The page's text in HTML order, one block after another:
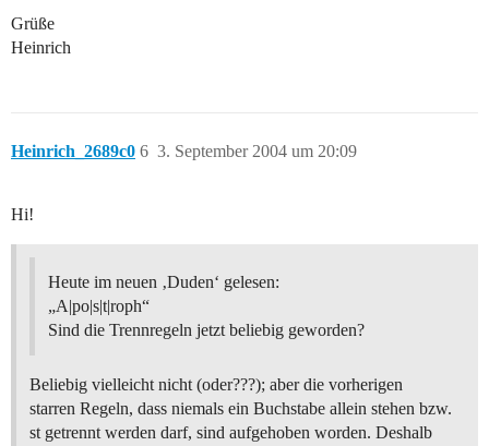
Grüße
Heinrich
Heinrich_2689c0 3. September 2004 um 20:09
6
Hi!
Heute im neuen ‚Duden‘ gelesen:
„A|po|s|t|roph“
Sind die Trennregeln jetzt beliebig geworden?
Beliebig vielleicht nicht (oder???); aber die vorherigen
starren Regeln, dass niemals ein Buchstabe allein stehen bzw.
st getrennt werden darf, sind aufgehoben worden. Deshalb